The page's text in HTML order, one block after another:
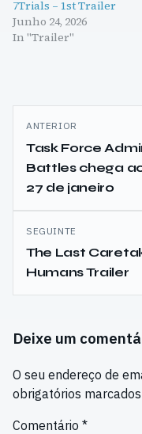
7Trials – 1st Trailer
Junho 24, 2026
In "Trailer"
Navegação
de
artigos
ANTERIOR
Task Force
Battles chega
27 de janeiro
SEGUINTE
The Last
Humans Trailer
Deixe um
O seu endereço de
obrigatórios
Comentário *